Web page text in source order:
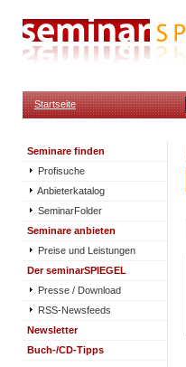
Startseite
Seminare finden
Profisuche
Anbieterkatalog
SeminarFolder
Seminare anbieten
Preise und Leistungen
Der seminarSPIEGEL
Presse / Download
RSS-Newsfeeds
Newsletter
Buch-/CD-Tipps